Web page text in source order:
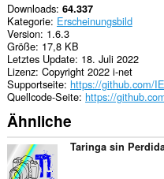
Downloads 64.337
Kategorie Erscheinungsbild
Version 1.6.3
Größe 17,8 KB
Letztes Update 18. Juli 2022
Lizenz Copyright 2022 i-net
Supportseite https://github.com/
Quellcode-Seite https://
Ähnliche
Taringa sin